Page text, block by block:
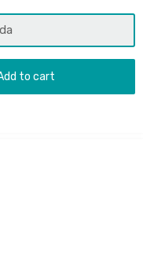
to cart